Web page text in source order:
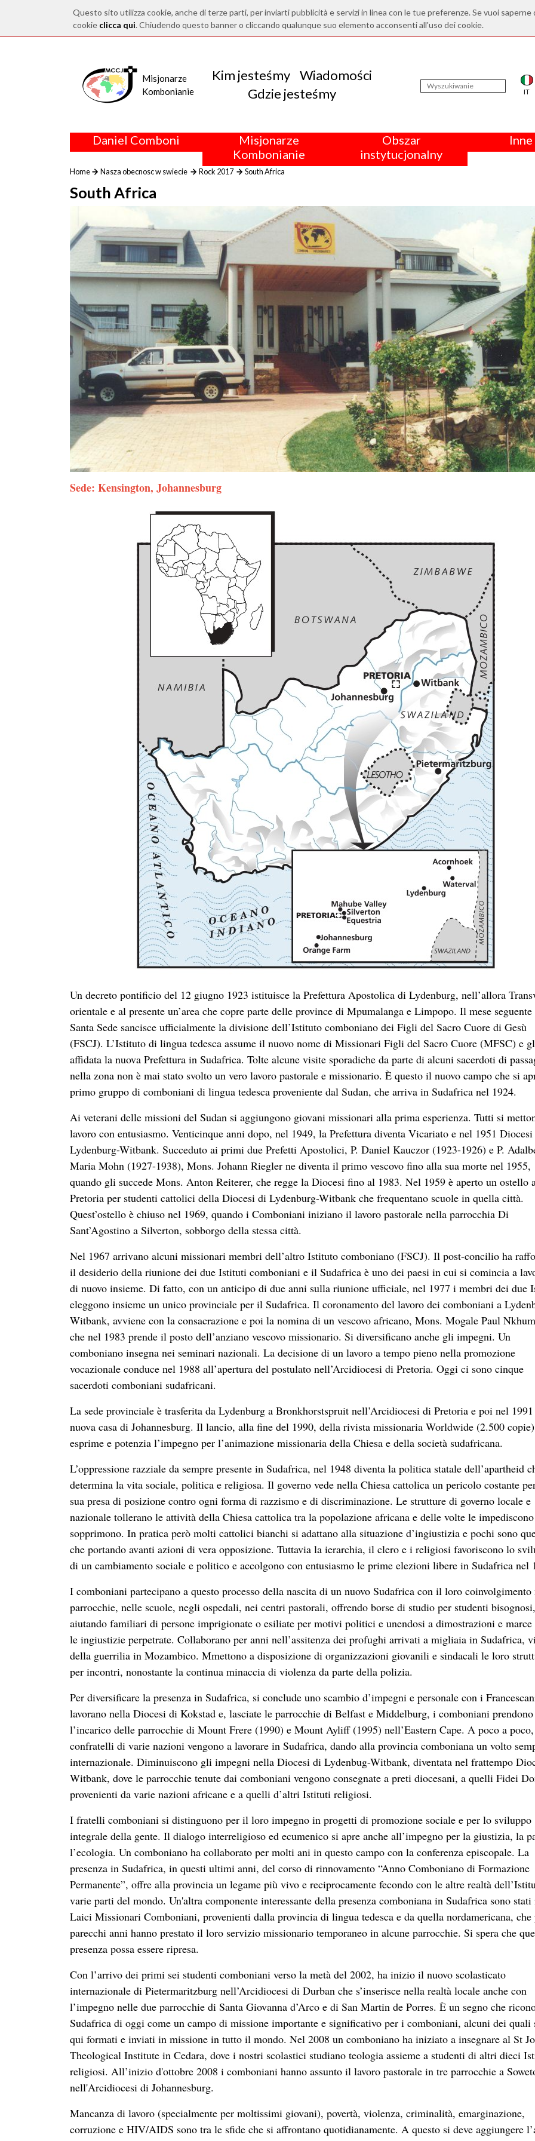
Questo sito utilizza cookie, anche di terze parti, per inviarti pubblicità e servizi in linea con le tue preferenze. Se vuoi
cookie clicca qui. Chiudendo questo banner o cliccando qualunque suo elemento acconsenti all'uso dei cookie.
Misjonarze
Kombonianie
Kim jesteśmy
Wiadomości
Gdzie jesteśmy
IT
Daniel Comboni
Misjonarze
Kombonianie
Obszar
instytucjonalny
Home Nasza obecnosc w swiecie Rock 2017 South Africa
South Africa
Sede: Kensington, Johannesburg
Un decreto pontificio del 12 giugno 1923 istituisce la Prefettura Apostolica di Lydenburg, nell’allora
orientale e al presente un’area che copre parte delle province di Mpumalanga e Limpopo. Il mese
Santa Sede sancisce ufficialmente la divisione dell’Istituto comboniano dei Figli del Sacro Cuore di Gesù
(FSCJ). L’Istituto di lingua tedesca assume il nuovo nome di Missionari Figli del Sacro Cuore (MFSC) e
affidata la nuova Prefettura in Sudafrica. Tolte alcune visite sporadiche da parte di alcuni sacerdoti di
nella zona non è mai stato svolto un vero lavoro pastorale e missionario. È questo il nuovo campo che si
primo gruppo di comboniani di lingua tedesca proveniente dal Sudan, che arriva in Sudafrica nel 1924.
Ai veterani delle missioni del Sudan si aggiungono giovani missionari alla prima esperienza. Tutti si
lavoro con entusiasmo. Venticinque anni dopo, nel 1949, la Prefettura diventa Vicariato e nel 1951
Lydenburg-Witbank. Succeduto ai primi due Prefetti Apostolici, P. Daniel Kauczor (1923-1926) e P.
Maria Mohn (1927-1938), Mons. Johann Riegler ne diventa il primo vescovo fino alla sua morte nel 1955,
quando gli succede Mons. Anton Reiterer, che regge la Diocesi fino al 1983. Nel 1959 è aperto un ostello
Pretoria per studenti cattolici della Diocesi di Lydenburg-Witbank che frequentano scuole in quella città.
Quest’ostello è chiuso nel 1969, quando i Comboniani iniziano il lavoro pastorale nella parrocchia Di
Sant’Agostino a Silverton, sobborgo della stessa città.
Nel 1967 arrivano alcuni missionari membri dell’altro Istituto comboniano (FSCJ). Il post-concilio ha
il desiderio della riunione dei due Istituti comboniani e il Sudafrica è uno dei paesi in cui si comincia a
di nuovo insieme. Di fatto, con un anticipo di due anni sulla riunione ufficiale, nel 1977 i membri dei due
eleggono insieme un unico provinciale per il Sudafrica. Il coronamento del lavoro dei comboniani a
Witbank, avviene con la consacrazione e poi la nomina di un vescovo africano, Mons. Mogale Paul
che nel 1983 prende il posto dell’anziano vescovo missionario. Si diversificano anche gli impegni. Un
comboniano insegna nei seminari nazionali. La decisione di un lavoro a tempo pieno nella promozione
vocazionale conduce nel 1988 all’apertura del postulato nell’Arcidiocesi di Pretoria. Oggi ci sono cinque
sacerdoti comboniani sudafricani.
La sede provinciale è trasferita da Lydenburg a Bronkhorstspruit nell’Arcidiocesi di Pretoria e poi nel
nuova casa di Johannesburg. Il lancio, alla fine del 1990, della rivista missionaria Worldwide (2.500 copie)
esprime e potenzia l’impegno per l’animazione missionaria della Chiesa e della società sudafricana.
L’oppressione razziale da sempre presente in Sudafrica, nel 1948 diventa la politica statale dell’apartheid
determina la vita sociale, politica e religiosa. Il governo vede nella Chiesa cattolica un pericolo costante
sua presa di posizione contro ogni forma di razzismo e di discriminazione. Le strutture di governo locale e
nazionale tollerano le attività della Chiesa cattolica tra la popolazione africana e delle volte le
sopprimono. In pratica però molti cattolici bianchi si adattano alla situazione d’ingiustizia e pochi sono
che portando avanti azioni di vera opposizione. Tuttavia la ierarchia, il clero e i religiosi favoriscono lo
di un cambiamento sociale e politico e accolgono con entusiasmo le prime elezioni libere in Sudafrica nel
I comboniani partecipano a questo processo della nascita di un nuovo Sudafrica con il loro coinvolgimento
parrocchie, nelle scuole, negli ospedali, nei centri pastorali, offrendo borse di studio per studenti bisognosi,
aiutando familiari di persone imprigionate o esiliate per motivi politici e unendosi a dimostrazioni e marce
le ingiustizie perpetrate. Collaborano per anni nell’assitenza dei profughi arrivati a migliaia in Sudafrica,
della guerrilia in Mozambico. Mmettono a disposizione di organizzazioni giovanili e sindacali le loro
per incontri, nonostante la continua minaccia di violenza da parte della polizia.
Per diversificare la presenza in Sudafrica, si conclude uno scambio d’impegni e personale con i
lavorano nella Diocesi di Kokstad e, lasciate le parrocchie di Belfast e Middelburg, i comboniani prendono
l’incarico delle parrocchie di Mount Frere (1990) e Mount Ayliff (1995) nell’Eastern Cape. A poco a poco,
confratelli di varie nazioni vengono a lavorare in Sudafrica, dando alla provincia comboniana un volto
internazionale. Diminuiscono gli impegni nella Diocesi di Lydenbug-Witbank, diventata nel frattempo
Witbank, dove le parrocchie tenute dai comboniani vengono consegnate a preti diocesani, a quelli Fidei
provenienti da varie nazioni africane e a quelli d’altri Istituti religiosi.
I fratelli comboniani si distinguono per il loro impegno in progetti di promozione sociale e per lo sviluppo
integrale della gente. Il dialogo interreligioso ed ecumenico si apre anche all’impegno per la giustizia, la
l’ecologia. Un comboniano ha collaborato per molti ani in questo campo con la conferenza episcopale. La
presenza in Sudafrica, in questi ultimi anni, del corso di rinnovamento “Anno Comboniano di Formazione
Permanente”, offre alla provincia un legame più vivo e reciprocamente fecondo con le altre realtà
varie parti del mondo. Un'altra componente interessante della presenza comboniana in Sudafrica sono
Laici Missionari Comboniani, provenienti dalla provincia di lingua tedesca e da quella nordamericana, che
parecchi anni hanno prestato il loro servizio missionario temporaneo in alcune parrocchie. Si spera che
presenza possa essere ripresa.
Con l’arrivo dei primi sei studenti comboniani verso la metà del 2002, ha inizio il nuovo scolasticato
internazionale di Pietermaritzburg nell’Arcidiocesi di Durban che s’inserisce nella realtà locale anche con
l’impegno nelle due parrocchie di Santa Giovanna d’Arco e di San Martin de Porres. È un segno che
Sudafrica di oggi come un campo di missione importante e significativo per i comboniani, alcuni dei quali
qui formati e inviati in missione in tutto il mondo. Nel 2008 un comboniano ha iniziato a insegnare al St
Theological Institute in Cedara, dove i nostri scolastici studiano teologia assieme a studenti di altri dieci
religiosi. All’inizio d'ottobre 2008 i comboniani hanno assunto il lavoro pastorale in tre parrocchie a
nell'Arcidiocesi di Johannesburg.
Mancanza di lavoro (specialmente per moltissimi giovani), povertà, violenza, criminalità, emarginazione,
corruzione e HIV/AIDS sono tra le sfide che si affrontano quotidianamente. A questo si deve aggiungere